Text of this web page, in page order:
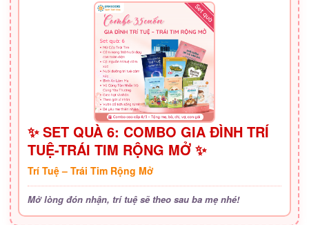
✨ SET QUÀ 6: COMBO GIA ĐÌNH TRÍ
TUỆ-TRÁI TIM RỘNG MỞ ✨
Trí Tuệ – Trái Tim Rộng Mở
Mở lòng đón nhận, trí tuệ sẽ theo sau ba mẹ nhé!